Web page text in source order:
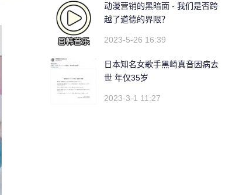
动漫营销的黑暗面 - 我们是否跨
越了道德的界限？
2023-5-26 16:39
日本知名女歌手黑崎真音因病去
世 年仅35岁
2023-3-1 11:27